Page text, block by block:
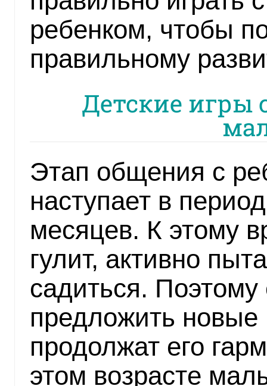
ребенком, чтобы
правильному
Детские
Этап общения с
наступает в
месяцев. К этому
гулит, активно
садиться.
предложить новые
продолжат его
этом возрасте